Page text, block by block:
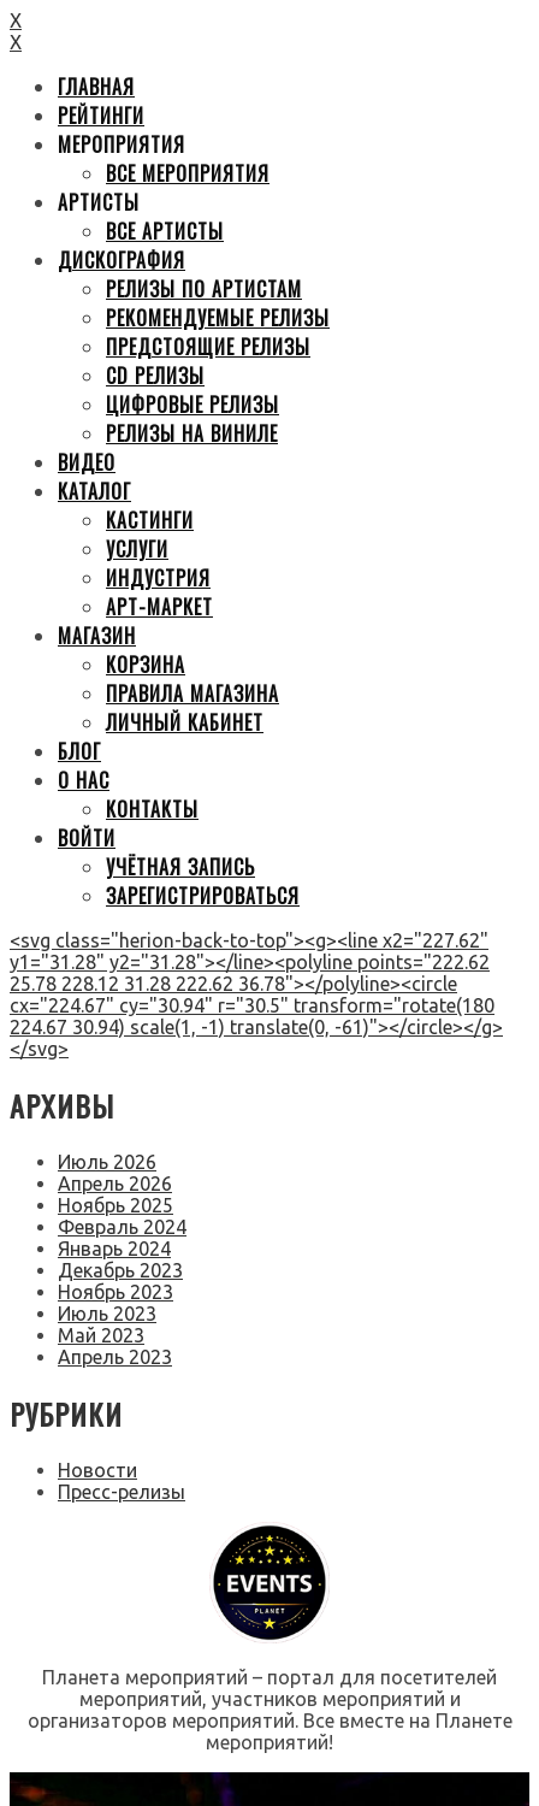
X
X
ГЛАВНАЯ
РЕЙТИНГИ
МЕРОПРИЯТИЯ
ВСЕ МЕРОПРИЯТИЯ
АРТИСТЫ
ВСЕ АРТИСТЫ
ДИСКОГРАФИЯ
РЕЛИЗЫ ПО АРТИСТАМ
РЕКОМЕНДУЕМЫЕ РЕЛИЗЫ
ПРЕДСТОЯЩИЕ РЕЛИЗЫ
CD РЕЛИЗЫ
ЦИФРОВЫЕ РЕЛИЗЫ
РЕЛИЗЫ НА ВИНИЛЕ
ВИДЕО
КАТАЛОГ
КАСТИНГИ
УСЛУГИ
ИНДУСТРИЯ
АРТ-МАРКЕТ
МАГАЗИН
КОРЗИНА
ПРАВИЛА МАГАЗИНА
ЛИЧНЫЙ КАБИНЕТ
БЛОГ
О НАС
КОНТАКТЫ
ВОЙТИ
УЧЁТНАЯ ЗАПИСЬ
ЗАРЕГИСТРИРОВАТЬСЯ
<svg class="herion-back-to-top"><g><line x2="227.62"
y1="31.28" y2="31.28"></line><polyline points="222.62
25.78 228.12 31.28 222.62 36.78"></polyline><circle
cx="224.67" cy="30.94" r="30.5" transform="rotate(180
224.67 30.94) scale(1, -1) translate(0, -61)"></circle></g>
</svg>
АРХИВЫ
Июль 2026
Апрель 2026
Ноябрь 2025
Февраль 2024
Январь 2024
Декабрь 2023
Ноябрь 2023
Июль 2023
Май 2023
Апрель 2023
РУБРИКИ
Новости
Пресс-релизы
Планета мероприятий – портал для посетителей
мероприятий, участников мероприятий и
организаторов мероприятий. Все вместе на Планете
мероприятий!